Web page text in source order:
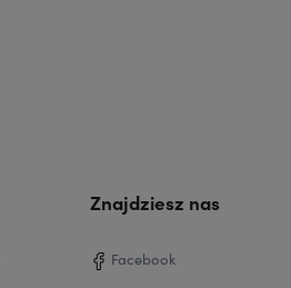
Znajdziesz nas
Facebook